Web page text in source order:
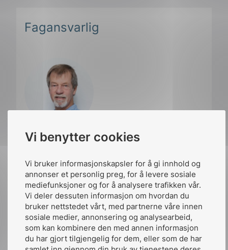
Vi benytter cookies
Vi bruker informasjonskapsler for å gi innhold og
annonser et personlig preg, for å levere sosiale
mediefunksjoner og for å analysere trafikken vår.
Vi deler dessuten informasjon om hvordan du
bruker nettstedet vårt, med partnerne våre innen
sosiale medier, annonsering og analysearbeid,
som kan kombinere den med annen informasjon
du har gjort tilgjengelig for dem, eller som de har
Fagansvarlig
Lars Ihler
Enhetsleder forretningsutvikling
+47 922 37 410 Send e-post